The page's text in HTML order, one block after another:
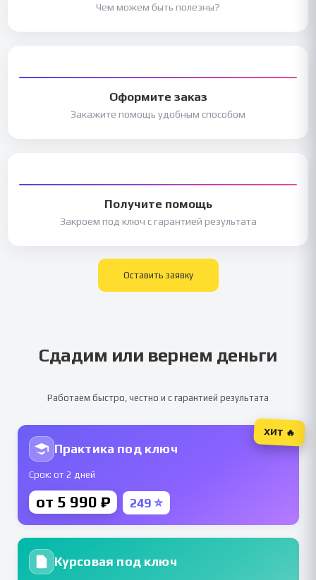
Чем можем быть полезны?
Оформите заказ
Закажите помощь удобным способом
Получите помощь
Закроем под ключ с гарантией результата
Оставить заявку
Сдадим или вернем деньги
Работаем быстро, честно и с гарантией результата
Практика под ключ
Срок: от 2 дней
от 5 990 ₽ 249 ⭐
ХИТ 🔥
Курсовая под ключ